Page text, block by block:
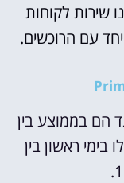
שירות לקוחות
עם הרוכשים.
הם בממוצע בין
בימי ראשון בין